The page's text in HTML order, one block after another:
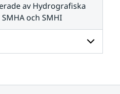
av Hydrografiska
och SMHI
Tema